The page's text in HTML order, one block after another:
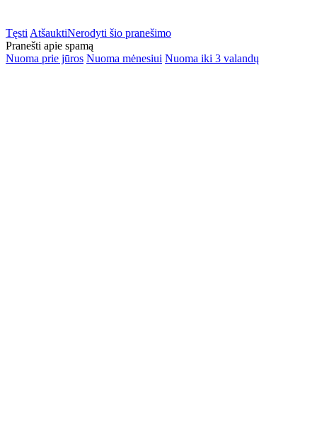
Tęsti AtšauktiNerodyti šio pranešimo
Pranešti apie spamą
Nuoma prie jūros Nuoma mėnesiui Nuoma iki 3 valandų